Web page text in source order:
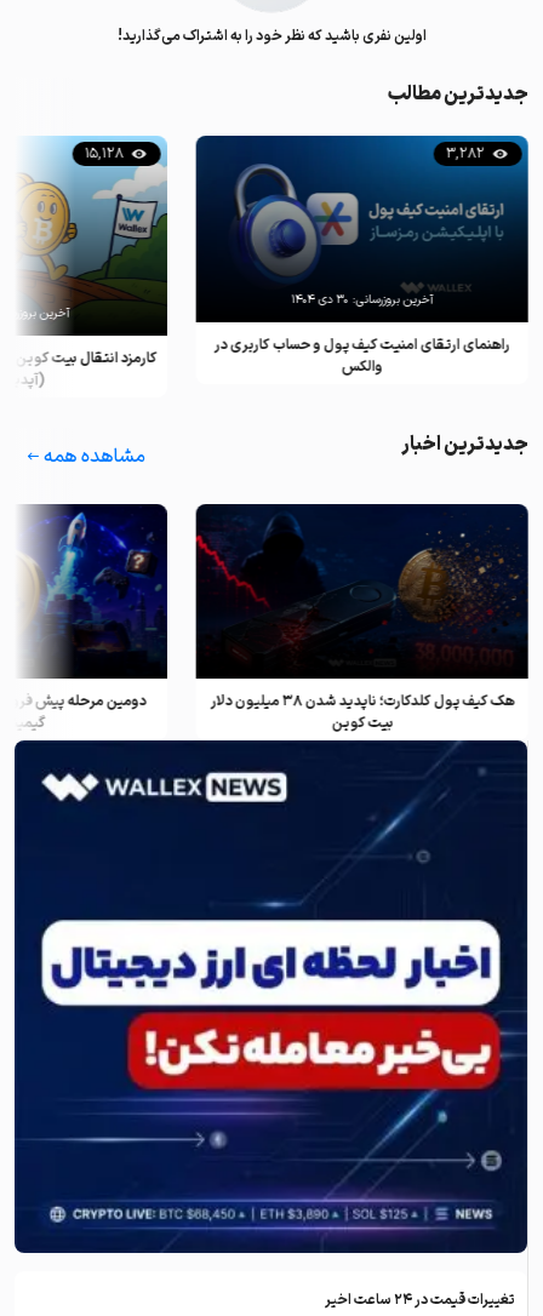
اولین نفری باشید که نظر خود را به اشتراک می‌گذارید!
جدیدترین مطالب
و حساب کاربری در
کارمزد انتقال بیت کوین برای هر تراکنش چقدر است؟
جدیدترین اخبار مشاهده همه
هک کیف پول کلدکارت؛ ناپدید شدن ۳۸ میلیون دلار
دومین مرحله پیش فروش فلپی کوین؛ پروژه بزرگ
تغییرات قیمت در ۲۴ ساعت اخیر